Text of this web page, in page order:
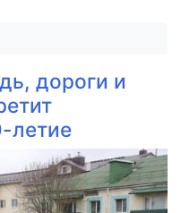
дороги и
летие